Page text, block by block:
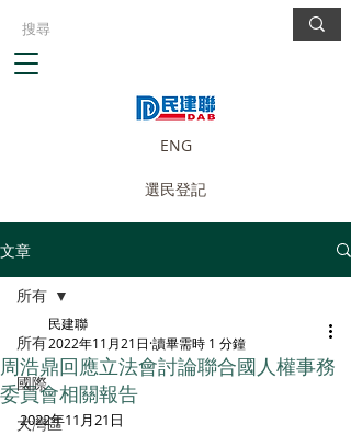
ENG
選民登記
文章
所有
國際
大灣區
所有
周浩鼎回應立法會討論聯合國人權事務
委員會相關報告
民建聯
2022年11月21日 讀畢需時 1 分鐘
2022年11月21日